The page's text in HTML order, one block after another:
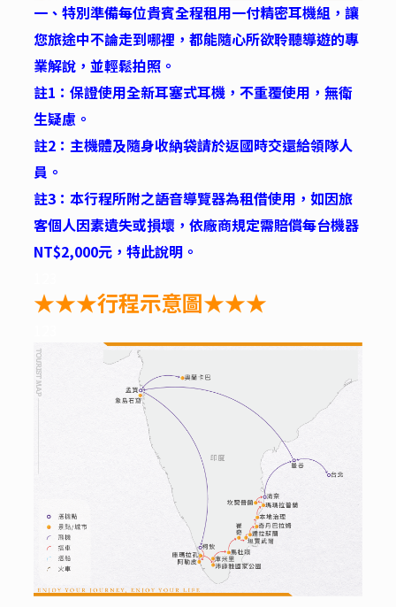
一、特別準備每位貴賓全程租用一付精密耳機組，讓
您旅途中不論走到哪裡，都能隨心所欲聆聽導遊的專
業解說，並輕鬆拍照。
註1：保證使用全新耳塞式耳機，不重覆使用，無衛
生疑慮。
註2：主機體及隨身收納袋請於返國時交還給領隊人
員。
註3：本行程所附之語音導覽器為租借使用，如因旅
客個人因素遺失或損壞，依廠商規定需賠償每台機器
NT$2,000元，特此說明。
★★★行程示意圖★★★